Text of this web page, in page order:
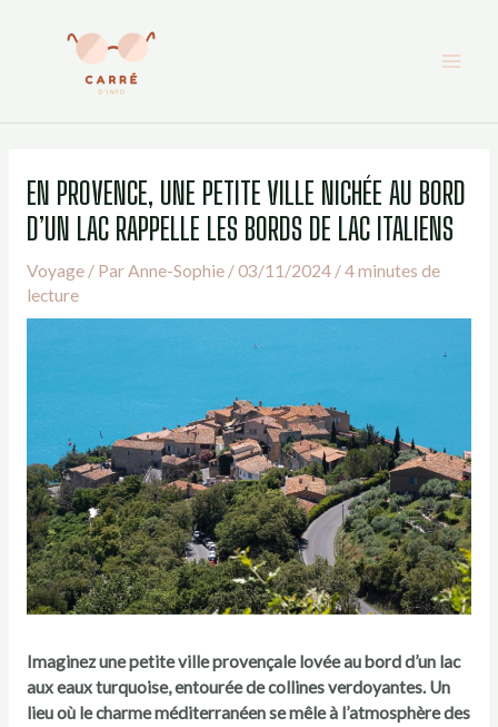
EN PROVENCE, UNE PETITE VILLE NICHÉE AU BORD
D’UN LAC RAPPELLE LES BORDS DE LAC ITALIENS
Voyage/ Par Anne-Sophie /03/11/2024 /4 minutes de
lecture
Imaginez une petite ville provençale lovée au bord d’un lac
aux eaux turquoise, entourée de collines verdoyantes. Un
lieu où le charme méditerranéen se mêle à l’atmosphère des